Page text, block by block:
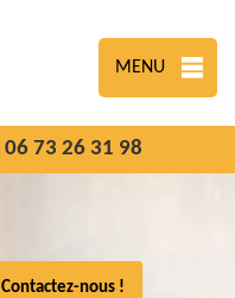
MENU
06 73 26 31 98
Contactez-nous !